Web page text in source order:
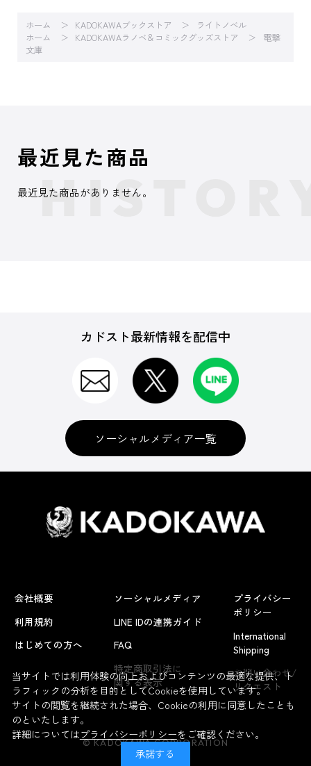
ホーム KADOKAWAブックストア
ライトノベル
ホーム
KADOKAWAラノベ＆コミックグッズストア
電撃
文庫
よくあるお問い合わせ
最近見た商品
最近見た商品がありません。
カドスト最新情報を配信中
ソーシャルメディア一覧
会社概要
利用規約
はじめての方へ
ソーシャルメディア
LINE IDの連携ガイド
FAQ
特定商取引法に
関する表示
プライバシー
ポリシー
International
Shipping
お問い合わせ/
リクエスト
© KADOKAWA CORPORATION
当サイトでは利用体験の向上およびコンテンツの最適な提供、ト
ラフィックの分析を目的としてCookieを使用しています。
サイトの閲覧を継続された場合、Cookieの利用に同意したことも
のといたします。
詳細についてはプライバシーポリシーをご確認ください。
承諾する